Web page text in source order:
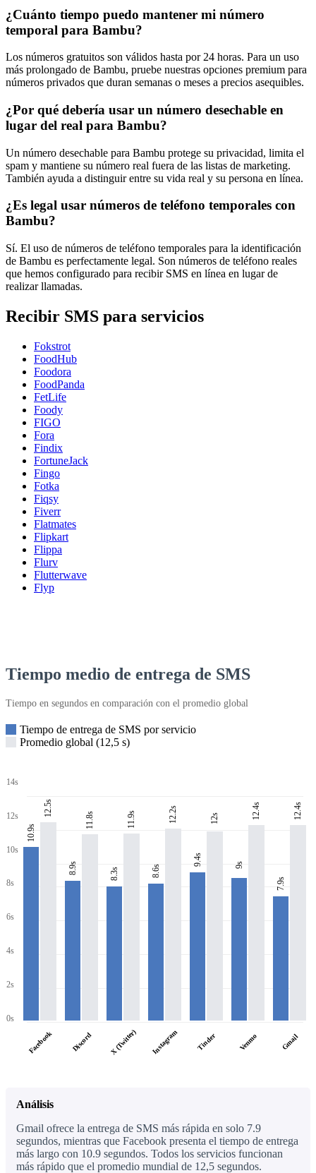
¿Cuánto tiempo puedo mantener mi número
temporal para Bambu?
Los números gratuitos son válidos hasta por 24 horas. Para un uso
más prolongado de Bambu, pruebe nuestras opciones premium para
números privados que duran semanas o meses a precios asequibles.
¿Por qué debería usar un número desechable en
lugar del real para Bambu?
Un número desechable para Bambu protege su privacidad, limita el
spam y mantiene su número real fuera de las listas de marketing.
También ayuda a distinguir entre su vida real y su persona en línea.
¿Es legal usar números de teléfono temporales con
Bambu?
Sí. El uso de números de teléfono temporales para la identificación
de Bambu es perfectamente legal. Son números de teléfono reales
que hemos configurado para recibir SMS en línea en lugar de
realizar llamadas.
Recibir SMS para servicios
Fokstrot
FoodHub
Foodora
FoodPanda
FetLife
Foody
FIGO
Fora
Findix
FortuneJack
Fingo
Fotka
Fiqsy
Fiverr
Flatmates
Flipkart
Flippa
Flurv
Flutterwave
Flyp
Tiempo medio de entrega de SMS
Tiempo en segundos en comparación con el promedio global
Tiempo de entrega de SMS por servicio
Promedio global (12,5 s)
14s
12s
10s
8s
6s
4s
2s
0s
10.9s
12.5s
Facebook
8.9s
11.8s
Discord
8.3s
11.9s
X (Twitter)
8.6s
12.2s
Instagram
9.4s
12s
Tinder
9s
12.4s
Venmo
7.9s
12.4s
Gmail
Análisis
Gmail ofrece la entrega de SMS más rápida en solo 7.9
segundos, mientras que Facebook presenta el tiempo de entrega
más largo con 10.9 segundos. Todos los servicios funcionan
más rápido que el promedio mundial de 12,5 segundos.